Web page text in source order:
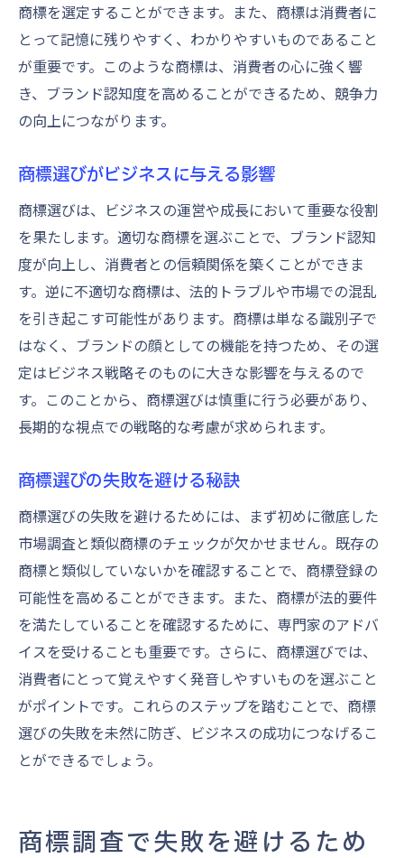
商標を選定することができます。また、商標は消費者に
とって記憶に残りやすく、わかりやすいものであること
が重要です。このような商標は、消費者の心に強く響
き、ブランド認知度を高めることができるため、競争力
の向上につながります。
商標選びがビジネスに与える影響
商標選びは、ビジネスの運営や成長において重要な役割
を果たします。適切な商標を選ぶことで、ブランド認知
度が向上し、消費者との信頼関係を築くことができま
す。逆に不適切な商標は、法的トラブルや市場での混乱
を引き起こす可能性があります。商標は単なる識別子で
はなく、ブランドの顔としての機能を持つため、その選
定はビジネス戦略そのものに大きな影響を与えるので
す。このことから、商標選びは慎重に行う必要があり、
長期的な視点での戦略的な考慮が求められます。
商標選びの失敗を避ける秘訣
商標選びの失敗を避けるためには、まず初めに徹底した
市場調査と類似商標のチェックが欠かせません。既存の
商標と類似していないかを確認することで、商標登録の
可能性を高めることができます。また、商標が法的要件
を満たしていることを確認するために、専門家のアドバ
イスを受けることも重要です。さらに、商標選びでは、
消費者にとって覚えやすく発音しやすいものを選ぶこと
がポイントです。これらのステップを踏むことで、商標
選びの失敗を未然に防ぎ、ビジネスの成功につなげるこ
とができるでしょう。
商標調査で失敗を避けるため